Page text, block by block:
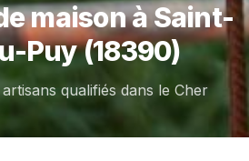
maisonàSaint-
Puy(18390)
qualifiés dans le Cher